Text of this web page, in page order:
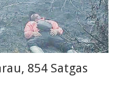
854 Satgas